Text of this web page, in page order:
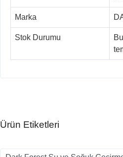
Marka
Stok Durumu
Ürün Etiketleri